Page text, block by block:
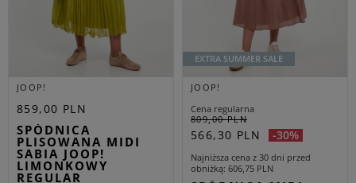
JOOP!
859,00 PLN
SPÓDNICA
PLISOWANA MIDI
SABIA JOOP!
LIMONKOWY
REGULAR
EXTRA SUMMER SALE
JOOP!
Cena regularna
809,00 PLN
566,30 PLN -30%
Najniższa cena z 30 dni przed
obniżką 606,75 PLN